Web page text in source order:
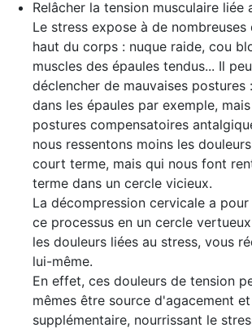
Relâcher la tension musculaire liée
Le stress expose à de nombreuses
haut du corps : nuque raide, cou
muscles des épaules tendus... Il
déclencher de mauvaises postures
dans les épaules par exemple,
postures compensatoires
nous ressentons moins les
court terme, mais qui nous font
terme dans un cercle vicieux.
La décompression cervicale a
ce processus en un cercle
les douleurs liées au stress, vous
lui-même.
En effet, ces douleurs de tension
mêmes être source d'agacement
supplémentaire, nourrissant le